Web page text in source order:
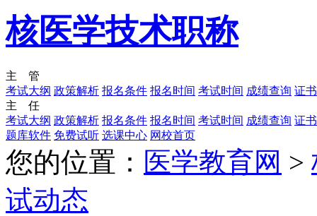
核医学技术职称
主 管
考试大纲 政策解析 报名条件 报名时间 考试时间 成绩查询 证
主 任
考试大纲 政策解析 报名条件 报名时间 考试时间 成绩查询 证
题库软件 免费试听 选课中心 网校首页
您的位置： 医学教育网 >
试动态